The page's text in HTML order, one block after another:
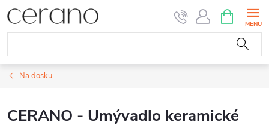
Prejsť
na
obsah
KOŠÍK
Na dosku
CERANO - Umývadlo keramické